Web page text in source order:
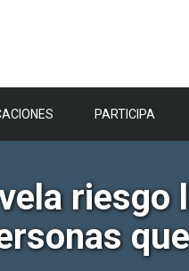
PARTICIPA